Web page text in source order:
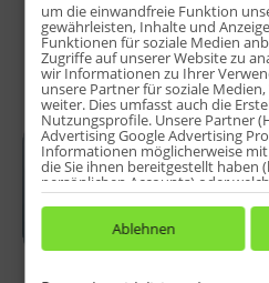
Die
einfacher
>>
Profile
Die Profile
über einen
welcher
anhebt
um die einwandfreie Funktion
gewährleisten, Inhalte und
Funktionen für soziale Medien
Zugriffe auf unserer Website zu
wir Informationen zu Ihrer
unsere Partner für soziale
weiter. Dies umfasst auch die
Nutzungsprofile. Unsere Partner
Advertising Google Advertising
Informationen möglicherweise
die Sie ihnen bereitgestellt haben
persönlichen Accounts) oder
Nutzung der Dienste gesammelt
anderer Geräte). Ihre Einwilligung
und Pixeln können Sie jederzeit
Datenschutz-Button links unten
Ablehnen